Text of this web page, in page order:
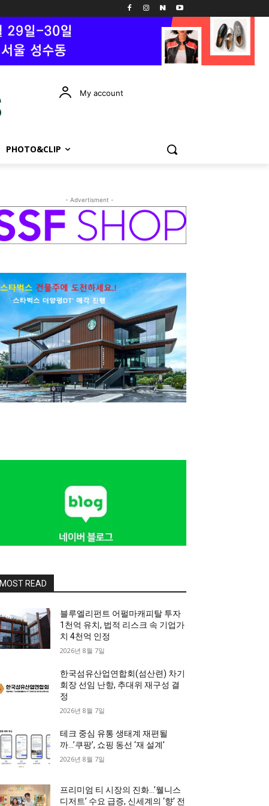
My account
PHOTO&CLIP
- Advertisment -
MOST READ
블루엘리펀트 어펄마캐피탈 투자
1천억 유치, 법적 리스크 속 기업가
치 4천억 인정
2026년 8월 7일
한국섬유산업연합회(섬산련) 차기
회장 선임 난항, 추대위 재구성 결
정
2026년 8월 7일
테크 중심 유통 생태계 재편될
까…’쿠팡’, 쇼핑 동선 ‘재 설계’
2026년 8월 7일
프리미엄 티 시장의 진화…’웰니스
디저트’ 수요 급증, 신세계의 ‘향’ 전